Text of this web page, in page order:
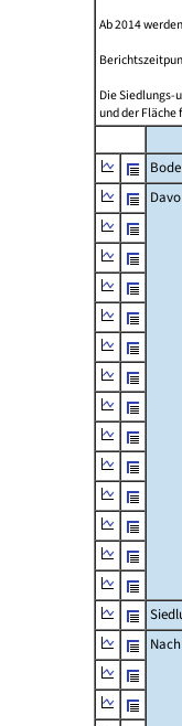
Ab 2014
Die Siedlungs-
und der Fläche